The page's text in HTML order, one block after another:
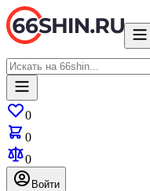
0
0
0
Войти